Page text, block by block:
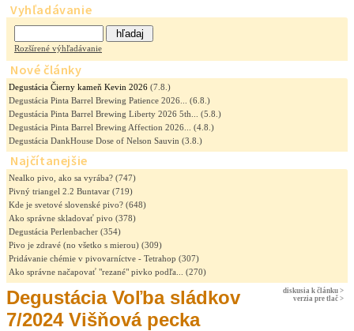
Vyhľadávanie
Rozšírené výhľadávanie
Nové články
Degustácia Čierny kameň Kevin 2026 (7.8.)
Degustácia Pinta Barrel Brewing Patience 2026...
(6.8.)
Degustácia Pinta Barrel Brewing Liberty 2026 5th...
(5.8.)
Degustácia Pinta Barrel Brewing Affection 2026...
(4.8.)
Degustácia DankHouse Dose of Nelson Sauvin (3.8.)
Najčítanejšie
Nealko pivo, ako sa vyrába? (747)
Pivný triangel 2.2 Buntavar (719)
Kde je svetové slovenské pivo? (648)
Ako správne skladovať pivo (378)
Degustácia Perlenbacher (354)
Pivo je zdravé (no všetko s mierou) (309)
Pridávanie chémie v pivovarníctve - Tetrahop (307)
Ako správne načapovať "rezané" pivko podľa...
(270)
diskusia k článku >
verzia pre tlač >
Degustácia Voľba sládkov
7/2024 Višňová pecka